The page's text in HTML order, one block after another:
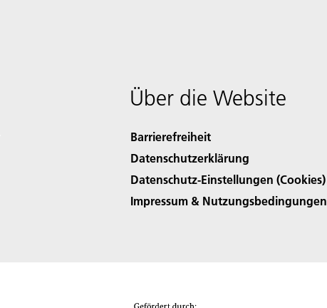
Über die Website
Barrierefreiheit
Datenschutzerklärung
Datenschutz-Einstellungen (Cookies)
Impressum & Nutzungsbedingungen